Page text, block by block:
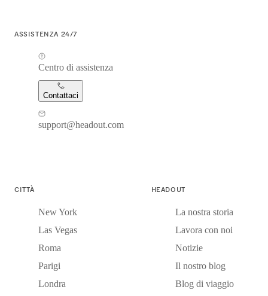
ASSISTENZA 24/7
Centro di assistenza
Contattaci
support@headout.com
CITTÀ
New York
Las Vegas
Roma
Parigi
Londra
HEADOUT
La nostra storia
Lavora con noi
Notizie
Il nostro blog
Blog di viaggio